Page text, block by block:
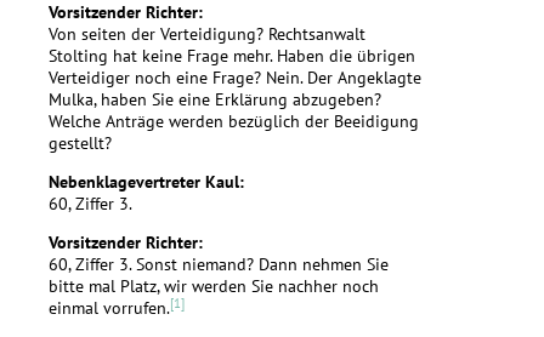
Vorsitzender Richter:
Von seiten der Verteidigung? Rechtsanwalt
Stolting hat keine Frage mehr. Haben die übrigen
Verteidiger noch eine Frage? Nein. Der Angeklagte
Mulka, haben Sie eine Erklärung abzugeben?
Welche Anträge werden bezüglich der Beeidigung
gestellt?
Nebenklagevertreter Kaul:
60, Ziffer 3.
Vorsitzender Richter:
60, Ziffer 3. Sonst niemand? Dann nehmen Sie
bitte mal Platz, wir werden Sie nachher noch
einmal vorrufen.[1]